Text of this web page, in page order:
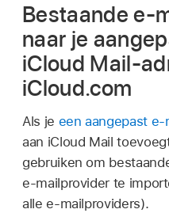
Bestaande
naar je
iCloud Mail-
iCloud.com
Als je een aangepast
aan iCloud Mail
gebruiken om
e‑mailprovider te
alle e‑mailproviders).